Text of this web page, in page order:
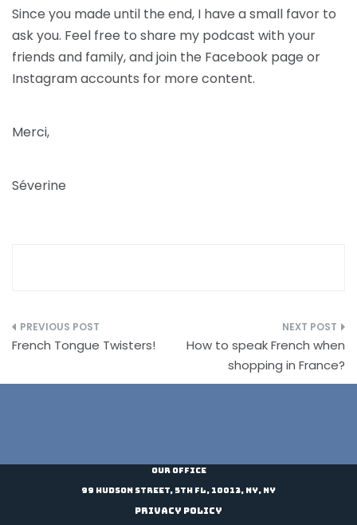
Since you made until the end, I have a small favor to
ask you. Feel free to share my podcast with your
friends and family, and join the Facebook page or
Instagram accounts for more content.
Merci,
Séverine
Post
French Tongue Twisters!
How to speak French when
shopping in France?
Our Office
99 Hudson Street, 5th Fl, 10013, NY, NY
Privacy Policy